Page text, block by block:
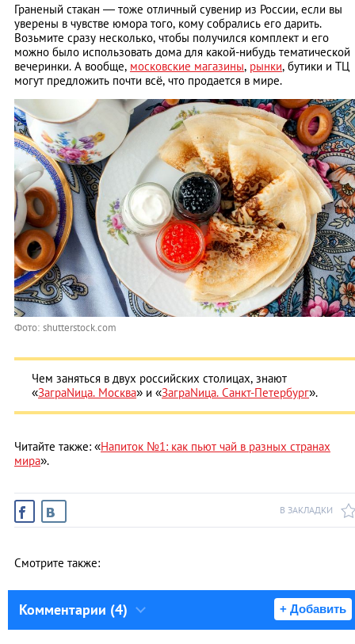
Граненый стакан — тоже отличный сувенир из России, если вы
уверены в чувстве юмора того, кому cобрались его дарить.
Возьмите сразу несколько, чтобы получился комплект и его
можно было использовать дома для какой-нибудь тематической
вечеринки. А вообще, московские магазины, рынки, бутики и ТЦ
могут предложить почти всё, что продается в мире.
Фото: shutterstock.com
Чем заняться в двух российских столицах, знают
«ЗаграNица. Москва» и «ЗаграNица. Санкт-Петербург».
Читайте также: «Напиток №1: как пьют чай в разных странах
мира».
В ЗАКЛАДКИ
Смотрите также:
Комментарии (4) + Добавить